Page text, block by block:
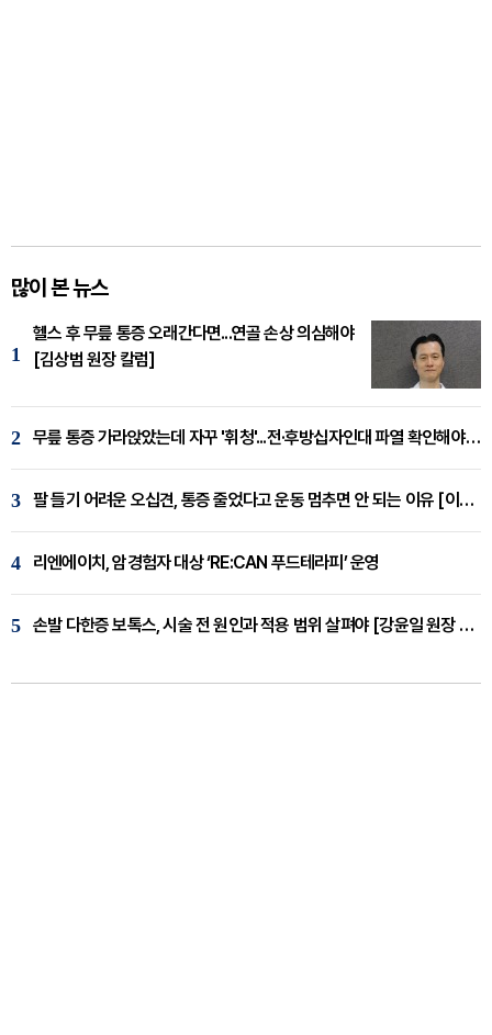
많이 본 뉴스
1
헬스 후 무릎 통증 오래간다면...연골 손상 의심해야
[김상범 원장 칼럼]
2 무릎 통증 가라앉았는데 자꾸 '휘청'...전·후방십자인대 파열 확인해야 [곽우경 원장 칼럼]
3 팔 들기 어려운 오십견, 통증 줄었다고 운동 멈추면 안 되는 이유 [이병욱 원장 칼럼]
4 리엔에이치, 암경험자 대상 ‘RE:CAN 푸드테라피’ 운영
5 손발 다한증 보톡스, 시술 전 원인과 적용 범위 살펴야 [강윤일 원장 칼럼]